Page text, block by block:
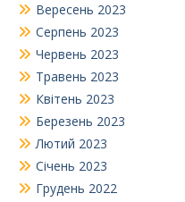
Вересень 2023
Серпень 2023
Червень 2023
Травень 2023
Квітень 2023
Березень 2023
Лютий 2023
Січень 2023
Грудень 2022